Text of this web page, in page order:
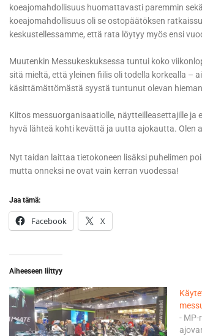
koeajomahdollisuus huomattavasti paremmin
koeajomahdollisuus oli se ostopäätöksen
keskustellessamme, että rata löytyy myös ensi
Muutenkin Messukeskuksessa tuntui koko
sitä mieltä, että yleinen fiilis oli todella korkealla –
käsittämättömästä syystä tuntunut olevan
Kiitos messuorganisaatiolle, näytteilleasettajille ja
hyvä lähteä kohti kevättä ja uutta ajokautta. Olen
Nyt taidan laittaa tietokoneen lisäksi puhelimen
mutta onneksi ne ovat vain kerran vuodessa!
Jaa tämä:
Facebook X
Aiheeseen liittyy
- MP-